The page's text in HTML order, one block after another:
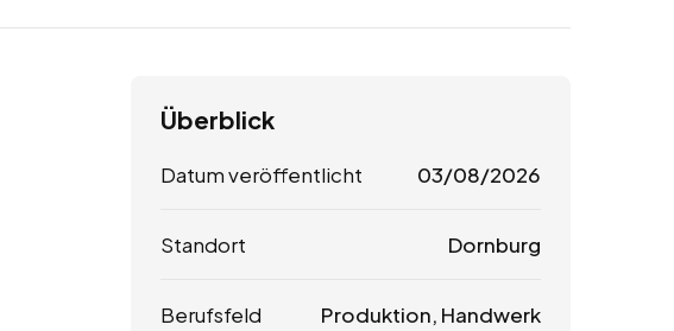
Überblick
Datum veröffentlicht 03/08/2026
Standort Dornburg
Berufsfeld Produktion, Handwerk